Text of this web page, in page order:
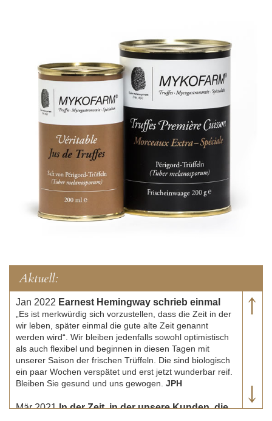
Aktuell:
Jan 2022 Earnest Hemingway schrieb einmal
„Es ist merkwürdig sich vorzustellen, dass die Zeit in der
wir leben, später einmal die gute alte Zeit genannt
werden wird“. Wir bleiben jedenfalls sowohl optimistisch
als auch flexibel und beginnen in diesen Tagen mit
unserer Saison der frischen Trüffeln. Die sind biologisch
ein paar Wochen verspätet und erst jetzt wunderbar reif.
Bleiben Sie gesund und uns gewogen. JPH
Mär 2021 In der Zeit, in der unsere Kunden, die